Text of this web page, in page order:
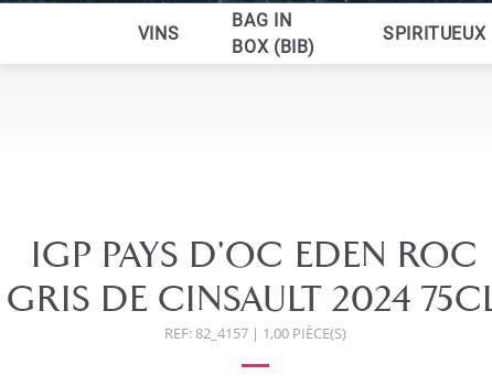
VINS
BAG IN
BOX (BIB)
SPIRITUEUX
IGP PAYS D'OC EDEN ROC
GRIS DE CINSAULT 2024
REF: 82_4157 | 1,00 PIÈCE(S)